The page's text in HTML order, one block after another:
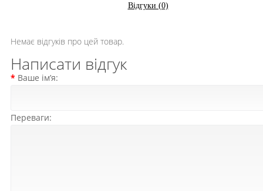
Відгуки (0)
Немає відгуків про цей товар.
Написати відгук
Ваше ім’я:
Переваги: